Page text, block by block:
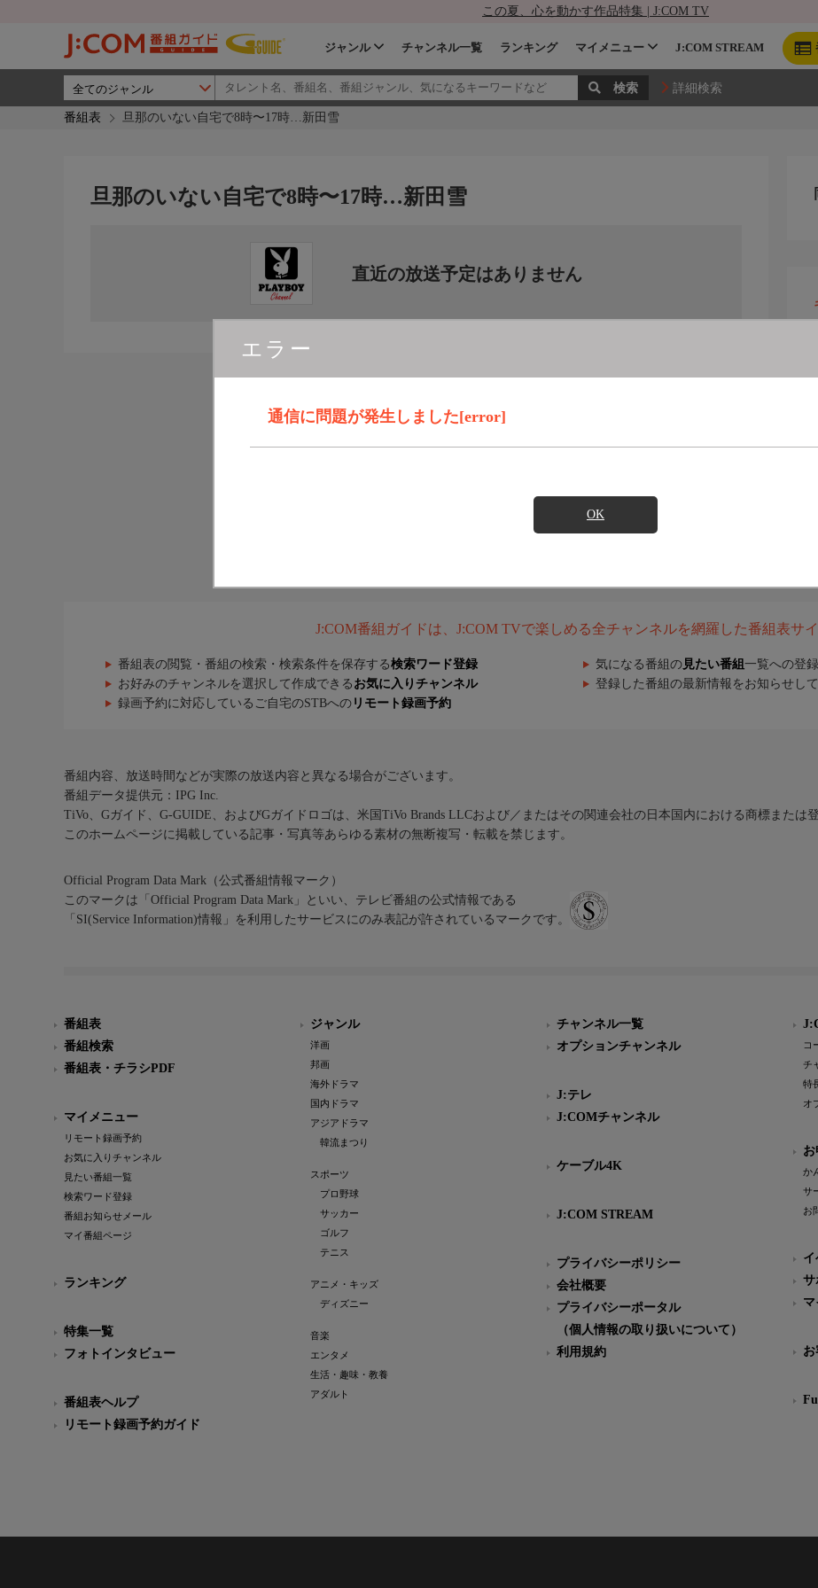
この夏、心を動かす作品特集 | J:COM TV
ジャンル チャンネル一覧 ランキング マイメニュー J:COM STREAM
詳細検索
番組表 旦那のいない自宅で8時〜17時…新田雪
エラー
通信に問題が発生しました[error]
OK
旦那のいない自宅で8時〜17時…新田雪
直近の放送予定はありません
J:COM番組ガイドは、J:COM TVで楽しめる全チャンネルを網羅した番組表サイ
番組表の閲覧・番組の検索・検索条件を保存する検索ワード登録 気になる番組の 見たい番組 一覧への登録
お好みのチャンネルを選択して作成できる お気に入りチャンネル 登録した番組の最新情報をお知らせし
録画予約に対応しているご自宅のSTBへの リモート録画予約
番組内容、放送時間などが実際の放送内容と異なる場合がございます。
番組データ提供元：IPG Inc.
TiVo、Gガイド、G-GUIDE、およびGガイドロゴは、米国TiVo Brands LLCおよび／またはその関連会社の日本国内における商標または登
このホームページに掲載している記事・写真等あらゆる素材の無断複写・転載を禁じます。
Official Program Data Mark（公式番組情報マーク）
このマークは「Official Program Data Mark」といい、テレビ番組の公式情報である
「SI(Service Information)情報」を利用したサービスにのみ表記が許されているマークです。
番組表
番組検索
番組表・チラシPDF
マイメニュー
リモート録画予約
お気に入りチャンネル
見たい番組一覧
検索ワード登録
番組お知らせメール
マイ番組ページ
ランキング
特集一覧
フォトインタビュー
番組表ヘルプ
リモート録画予約ガイド
ジャンル
洋画
邦画
海外ドラマ
国内ドラマ
アジアドラマ
韓流まつり
スポーツ
プロ野球
サッカー
ゴルフ
テニス
アニメ・キッズ
ディズニー
音楽
エンタメ
生活・趣味・教養
アダルト
チャンネル一覧
オプションチャンネル
J:テレ
J:COMチャンネル
ケーブル4K
J:COM STREAM
プライバシーポリシー
会社概要
プライバシーポータル
（個人情報の取り扱いについて）
利用規約
コ
チ
特
オ
か
サ
お
イ
サ